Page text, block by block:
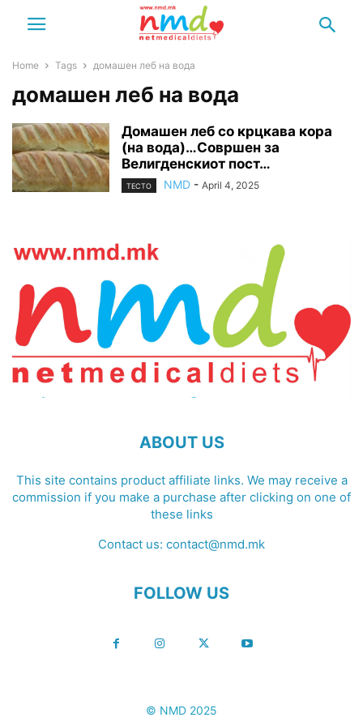
Home Tags домашен леб на вода
домашен леб на вода
Домашен леб со крцкава кора
(на вода)…Совршен за
Велигденскиот пост…
ТЕСТО NMD - April 4, 2025
ABOUT US
This site contains product affiliate links. We may receive a
commission if you make a purchase after clicking on one of
these links
Contact us: contact@nmd.mk
FOLLOW US
© NMD 2025